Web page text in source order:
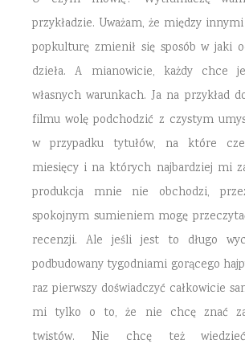
przykładzie. Uważam, że między
popkulturę zmienił się sposób w jaki
dzieła. A mianowicie, każdy chce
własnych warunkach. Ja na przykład
filmu wolę podchodzić z czystym
w przypadku tytułów, na które
miesięcy i na których najbardziej mi
produkcja mnie nie obchodzi,
spokojnym sumieniem mogę
recenzji. Ale jeśli jest to długo
podbudowany tygodniami gorącego
raz pierwszy doświadczyć całkowicie
mi tylko o to, że nie chcę znać
twistów. Nie chcę też